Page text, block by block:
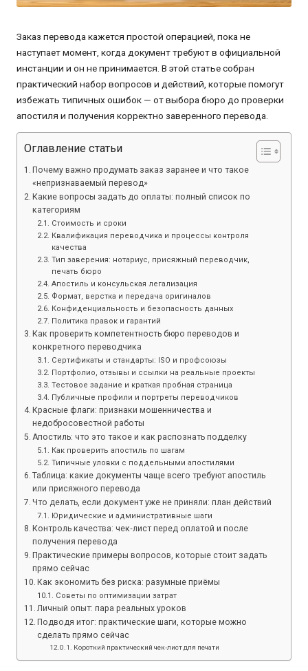
Заказ перевода кажется простой операцией, пока не
наступает момент, когда документ требуют в официальной
инстанции и он не принимается. В этой статье собран
практический набор вопросов и действий, которые помогут
избежать типичных ошибок — от выбора бюро до проверки
апостиля и получения корректно заверенного перевода.
Оглавление статьи
Почему важно продумать заказ заранее и что такое
«непризнаваемый перевод»
Какие вопросы задать до оплаты: полный список по
категориям
Стоимость и сроки
Квалификация переводчика и процессы контроля
качества
Тип заверения: нотариус, присяжный переводчик,
печать бюро
Апостиль и консульская легализация
Формат, верстка и передача оригиналов
Конфиденциальность и безопасность данных
Политика правок и гарантий
Как проверить компетентность бюро переводов и
конкретного переводчика
Сертификаты и стандарты: ISO и профсоюзы
Портфолио, отзывы и ссылки на реальные проекты
Тестовое задание и краткая пробная страница
Публичные профили и портреты переводчиков
Красные флаги: признаки мошенничества и
недобросовестной работы
Апостиль: что это такое и как распознать подделку
Как проверить апостиль по шагам
Типичные уловки с поддельными апостилями
Таблица: какие документы чаще всего требуют апостиль
или присяжного перевода
Что делать, если документ уже не приняли: план действий
Юридические и административные шаги
Контроль качества: чек‑лист перед оплатой и после
получения перевода
Практические примеры вопросов, которые стоит задать
прямо сейчас
Как экономить без риска: разумные приёмы
Советы по оптимизации затрат
Личный опыт: пара реальных уроков
Подводя итог: практические шаги, которые можно
сделать прямо сейчас
Короткий практический чек‑лист для печати